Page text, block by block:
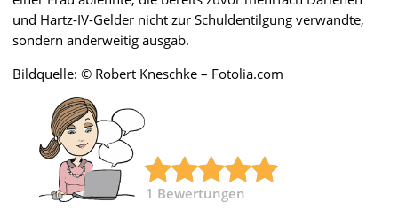
und Hartz-IV-Gelder nicht zur Schuldentilgung verwandte,
sondern anderweitig ausgab.
Bildquelle: © Robert Kneschke – Fotolia.com
1 Bewertungen